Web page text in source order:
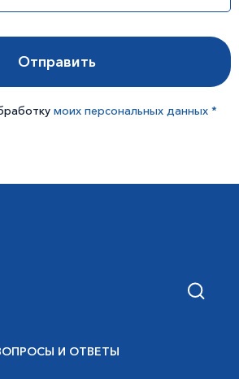
моих персональных данных *
И ОТВЕТЫ